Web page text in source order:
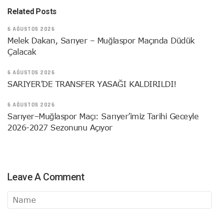
Related Posts
6 AĞUSTOS 2026
Melek Dakan, Sarıyer – Muğlaspor Maçında Düdük
Çalacak
6 AĞUSTOS 2026
SARIYER’DE TRANSFER YASAĞI KALDIRILDI!
6 AĞUSTOS 2026
Sarıyer–Muğlaspor Maçı: Sarıyer’imiz Tarihi Geceyle
2026-2027 Sezonunu Açıyor
Leave A Comment